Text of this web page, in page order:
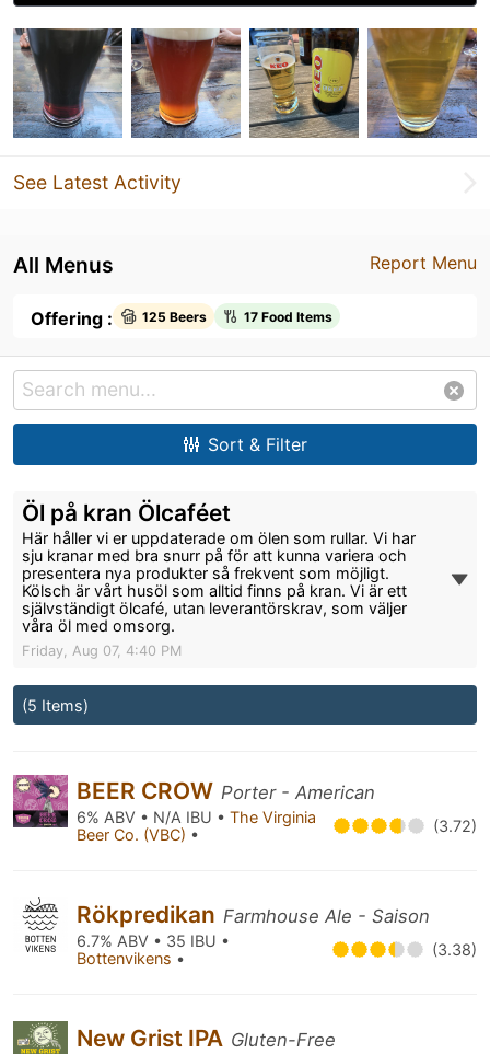
See Latest Activity
Report Menu
All Menus
Offering : 125 Beers 17 Food Items
Sort & Filter
Öl på kran Ölcaféet
Här håller vi er uppdaterade om ölen som rullar. Vi har
sju kranar med bra snurr på för att kunna variera och
presentera nya produkter så frekvent som möjligt.
Kölsch är vårt husöl som alltid finns på kran. Vi är ett
självständigt ölcafé, utan leverantörskrav, som väljer
våra öl med omsorg.
Friday, Aug 07, 4:40 PM
(5 Items)
BEER CROW Porter - American
6% ABV • N/A IBU • The Virginia
Beer Co. (VBC) • (3.72)
Rökpredikan Farmhouse Ale - Saison
6.7% ABV • 35 IBU •
Bottenvikens • (3.38)
New Grist IPA Gluten-Free